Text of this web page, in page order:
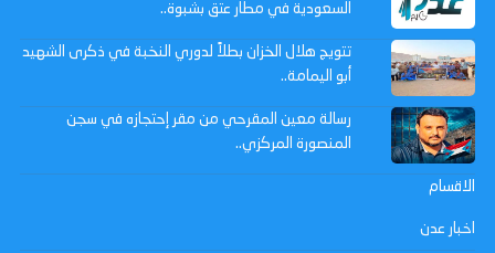
السعودية في مطار عتق بشبوة..
تتويج هلال الخزان بطلاً لدوري النخبة في ذكرى الشهيد
أبو اليمامة..
رسالة معين المقرحي من مقر إحتجازه في سجن
المنصورة المركزي..
الاقسام
اخبار عدن